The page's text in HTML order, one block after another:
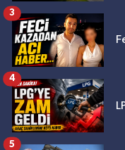
3
4
5